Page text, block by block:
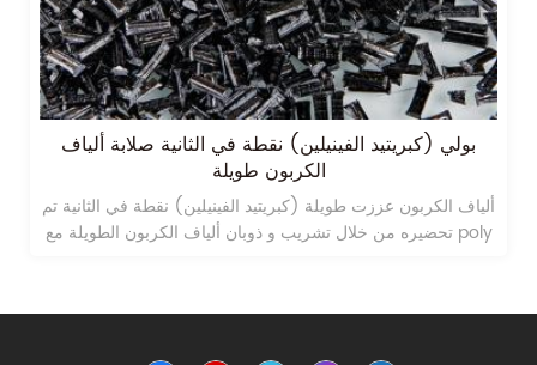
بولي (كبريتيد الفينيلين) نقطة في الثانية صلابة ألياف
الكربون طويلة
ألياف الكربون عززت طويلة (كبريتيد الفينيلين) نقطة في الثانية تم
تحضيره من خلال تشريب و ذوبان ألياف الكربون الطويلة مع poly